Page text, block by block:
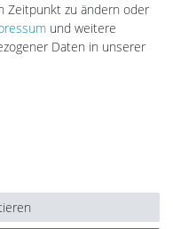
AGB
Zeitpunkt zu ändern oder
und weitere
Daten in unserer